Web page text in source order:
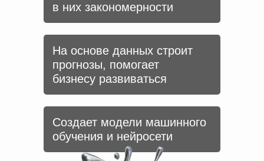
в них закономерности
На основе данных строит
прогнозы, помогает
бизнесу развиваться
Создает модели машинного
обучения и нейросети